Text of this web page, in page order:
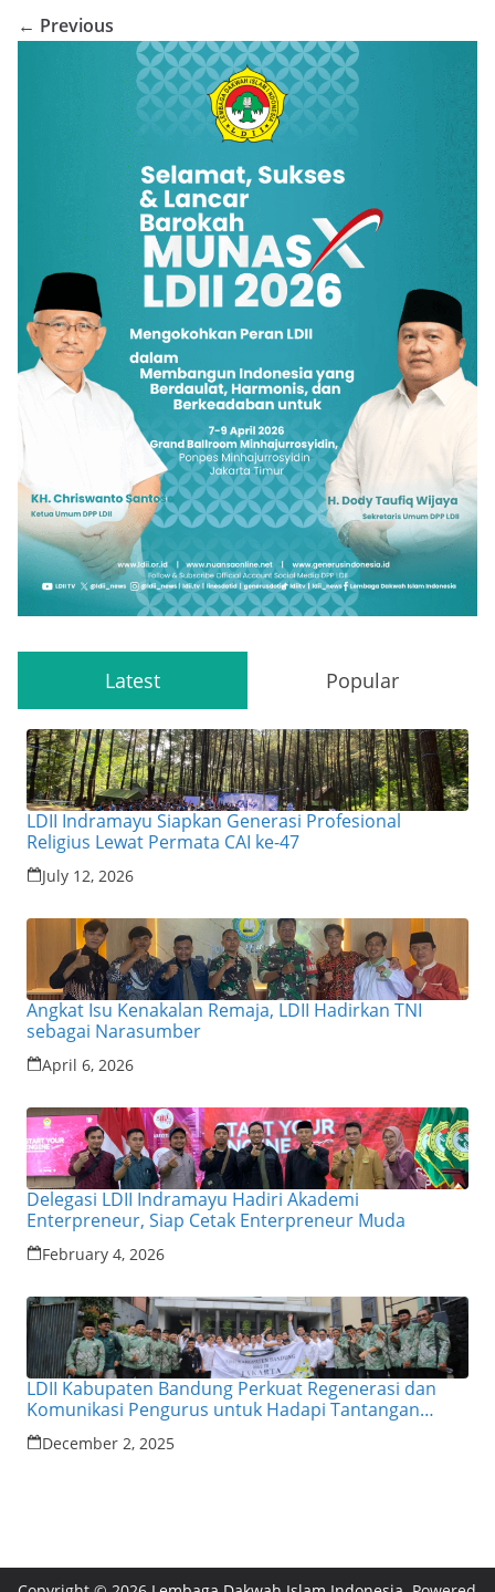
← Previous
Latest Popular
LDII Indramayu Siapkan Generasi Profesional
Religius Lewat Permata CAI ke-47
July 12, 2026
Angkat Isu Kenakalan Remaja, LDII Hadirkan TNI
sebagai Narasumber
April 6, 2026
Delegasi LDII Indramayu Hadiri Akademi
Enterpreneur, Siap Cetak Enterpreneur Muda
February 4, 2026
LDII Kabupaten Bandung Perkuat Regenerasi dan
Komunikasi Pengurus untuk Hadapi Tantangan
Zaman
December 2, 2025